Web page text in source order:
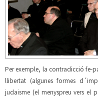
Per exemple, la contradicció fe-
llibertat (algunes formes
judaisme (el menyspreu vers el